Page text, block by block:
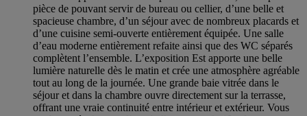
pièce de pouvant servir de bureau ou cellier, d’une belle et
spacieuse chambre, d’un séjour avec de nombreux placards et
d’une cuisine semi-ouverte entièrement équipée. Une salle
d’eau moderne entièrement refaite ainsi que des WC séparés
complètent l’ensemble. L’exposition Est apporte une belle
lumière naturelle dès le matin et crée une atmosphère agréable
tout au long de la journée. Une grande baie vitrée dans le
séjour et dans la chambre ouvre directement sur la terrasse,
offrant une vraie continuité entre intérieur et extérieur. Vous